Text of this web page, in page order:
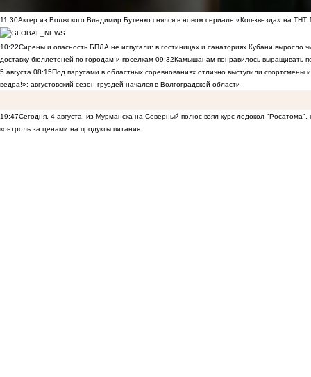
11:30Актер из Волжского Владимир Бутенко снялся в новом сериале «Коп-звезда» на ТНТ
10:22Сирены и опасность БПЛА не испугали: в гостиницах и санаториях Кубани выросло
доставку бюллетеней по городам и поселкам 09:32Камышанам понравилось выращивать
5 августа 08:15Под парусами в областных соревнованиях отлично выступили спортсмены
ведра!»: августовский сезон груздей начался в Волгоградской области
19:47Сегодня, 4 августа, из Мурманска на Северный полюс взял курс ледокол
контроль за ценами на продукты питания